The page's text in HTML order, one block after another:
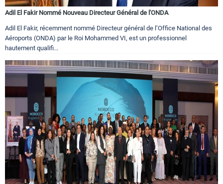
Adil El Fakir Nommé Nouveau Directeur Général de l'ONDA
Adil El Fakir, récemment nommé Directeur général de l’Office National des
Aéroports (ONDA) par le Roi Mohammed VI, est un professionnel
hautement qualifi...